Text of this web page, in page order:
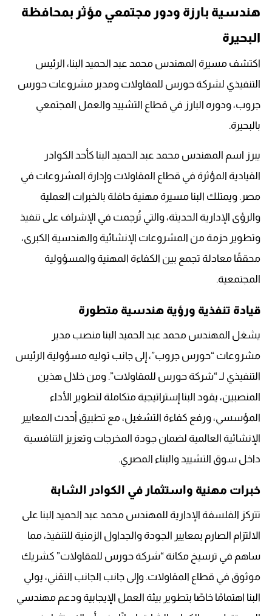
هندسية بارزة ودور مجتمعي مؤثر بمحافظة
البحيرة
اكتشف مسيرة المهندس محمد عبد الحميد البنا، الرئيس
التنفيذي لشركة حورس للمقاولات ومدير مشروعات حورس
جروب، ودوره البارز في قطاع التشييد والعمل المجتمعي
بالبحيرة.
يبرز اسم المهندس محمد عبد الحميد البنا كأحد الكوادر
القيادية المؤثرة في قطاع المقاولات وإدارة المشروعات في
مصر. ويمتلك البنا مسيرة مهنية حافلة بالخبرات العملية
والرؤى الإدارية الحديثة، والتي تُرجمت في الإشراف على تنفيذ
وتطوير حزمة من المشروعات الإنشائية والهندسية الكبرى،
محققًا معادلة تجمع بين الكفاءة المهنية والمسؤولية
المجتمعية.
قيادة تنفذية ورؤية هندسية متطورة
يشغل المهندس محمد عبد الحميد البنا منصب مدير
مشروعات “حورس جروب”، إلى جانب توليه مسؤولية الرئيس
التنفيذي لـ “شركة حورس للمقاولات”. ومن خلال هذين
المنصبين، يقود البنا إستراتيجية متكاملة لتطوير الأداء
المؤسسي، ورفع كفاءة التشغيل، مع تطبيق أحدث المعايير
الإنشائية العالمية لضمان جودة المخرجات وتعزيز التنافسية
داخل سوق التشييد والبناء المصري.
خبرات مهنية واستثمار في الكوادر الشابة
تتركز الفلسفة الإدارية للمهندس محمد عبد الحميد البنا على
الالتزام الصارم بمعايير الجودة والجداول الزمنية للتنفيذ، مما
ساهم في ترسيخ مكانة “شركة حورس للمقاولات” كشريك
موثوق في قطاع المقاولات. وإلى جانب الجانب التقني، يولي
البنا اهتمامًا خاصًا بتطوير بيئة العمل الإيجابية ودعم مهندسي